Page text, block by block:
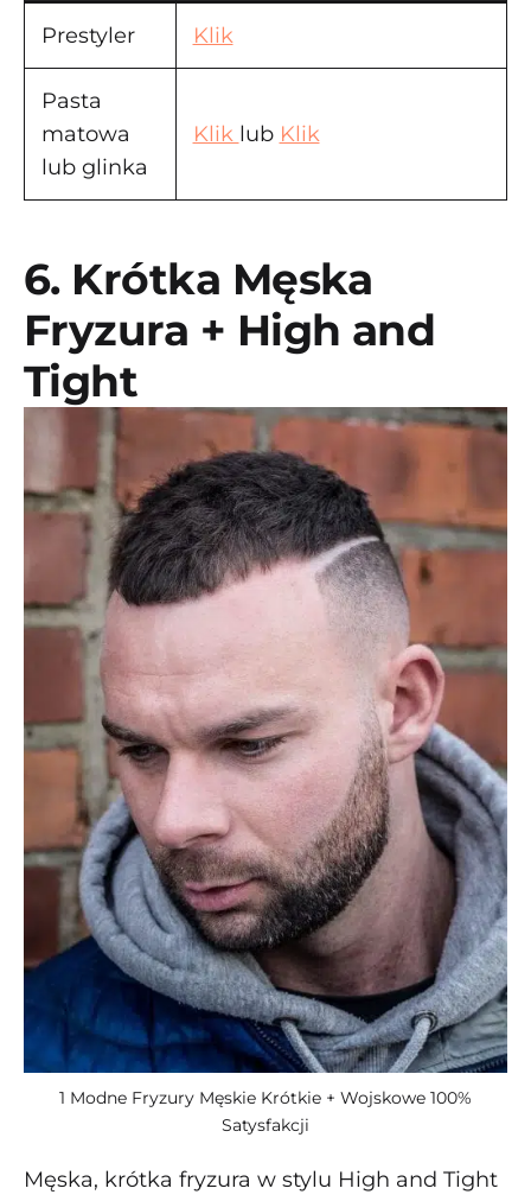
Prestyler Klik
Pasta
matowa
lub glinka
Klik lub Klik
6. Krótka Męska
Fryzura + High and
Tight
1 Modne Fryzury Męskie Krótkie + Wojskowe 100%
Satysfakcji
Męska, krótka fryzura w stylu High and Tight